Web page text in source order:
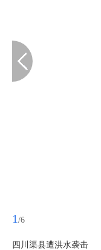
1 /6
四川渠县遭洪水袭击